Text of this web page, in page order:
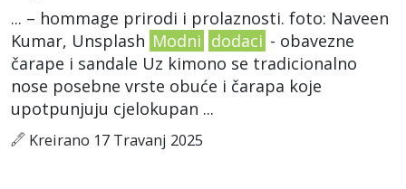
... – hommage prirodi i prolaznosti. foto: Naveen
Kumar, Unsplash Modni dodaci - obavezne
čarape i sandale Uz kimono se tradicionalno
nose posebne vrste obuće i čarapa koje
upotpunjuju cjelokupan ...
Kreirano 17 Travanj 2025